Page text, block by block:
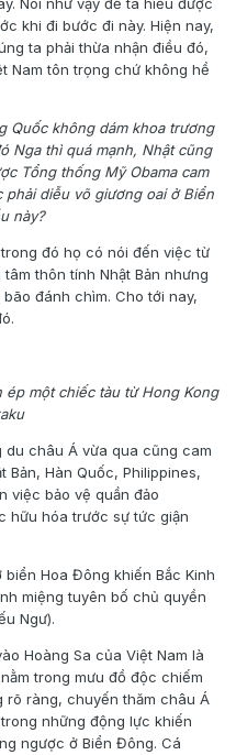
khi đi bước đi này. Hiện nay,
ta phải thừa nhận điều đó,
Nam tôn trọng chứ không hề
Quốc không dám khoa trương
Nga thì quá mạnh, Nhật cũng
Tổng thống Mỹ Obama cam
diễu võ giương oai ở Biển
này?
đó họ có nói đến việc từ
thôn tính Nhật Bản nhưng
đánh chìm. Cho tới nay,
một chiếc tàu từ Hong Kong
châu Á vừa qua cũng cam
Bản, Hàn Quốc, Philippines,
việc bảo vệ quần đảo
hữu hóa trước sự tức giận
Hoa Đông khiến Bắc Kinh
miệng tuyên bố chủ quyền
Ngư).
Hoàng Sa của Việt Nam là
trong mưu đồ độc chiếm
rõ ràng, chuyến thăm châu Á
những động lực khiến
ngược ở Biển Đông. Cá